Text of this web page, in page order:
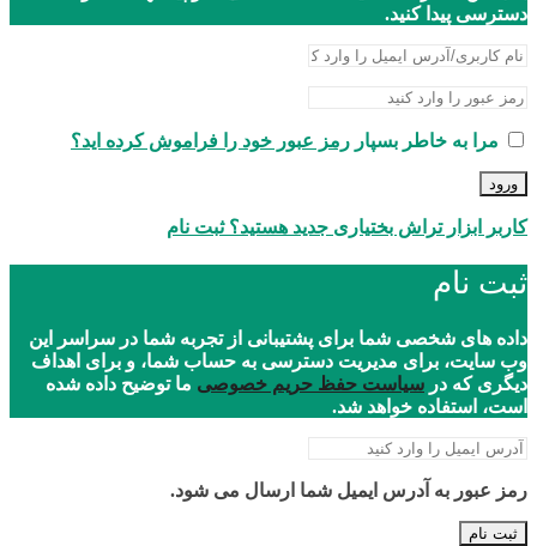
دسترسی پیدا کنید.
مرا به خاطر بسپار رمز عبور خود را فراموش کرده اید؟
ورود
کاربر ابزار تراش بختیاری جدید هستید؟ ثبت نام
ثبت نام
داده های شخصی شما برای پشتیبانی از تجربه شما در سراسر این
وب سایت، برای مدیریت دسترسی به حساب شما، و برای اهداف
دیگری که در سیاست حفظ حریم خصوصی ما توضیح داده شده
است، استفاده خواهد شد.
رمز عبور به آدرس ایمیل شما ارسال می شود.
ثبت نام